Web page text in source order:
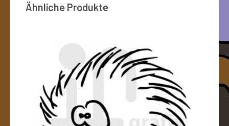
Ähnliche Produkte